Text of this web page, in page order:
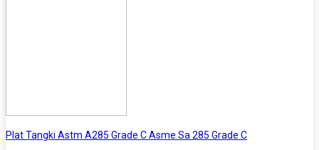
Plat Tangki Astm A285 Grade C Asme Sa 285 Grade C